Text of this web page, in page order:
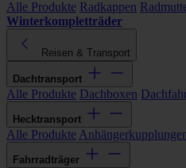
Alle Produkte Radkappen
Winterkompletträder
Reisen & Transport
Dachtransport
Alle Produkte Dachboxen
Hecktransport
Alle Produkte
Fahrradträger